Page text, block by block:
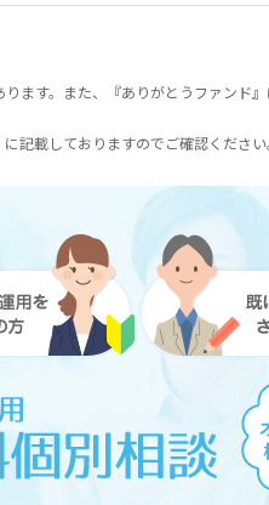
ます。また、『ありがとうファンド
記載しておりますのでご確認ください